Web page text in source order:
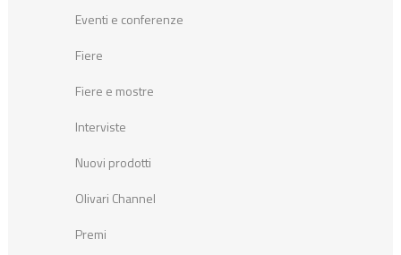
Eventi e conferenze
Fiere
Fiere e mostre
Interviste
Nuovi prodotti
Olivari Channel
Premi